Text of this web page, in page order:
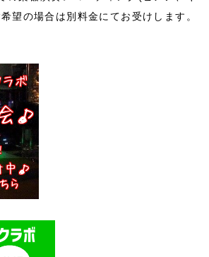
望の場合は別料金にてお受けします。